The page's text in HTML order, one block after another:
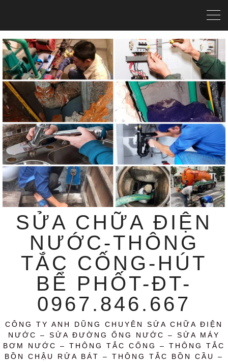
SỬA CHỮA ĐIỆN
NƯỚC-THÔNG
TẮC CỐNG-HÚT
BỂ PHỐT-ĐT-
0967.846.667
CÔNG TY ANH DŨNG CHUYÊN SỬA CHỮA ĐIỆN
NƯỚC – SỬA ĐƯỜNG ỐNG NƯỚC – SỬA MÁY
BƠM NƯỚC – THÔNG TẮC CỐNG – THÔNG TẮC
BỒN CHẬU RỬA BÁT – THÔNG TẮC BỒN CẦU –